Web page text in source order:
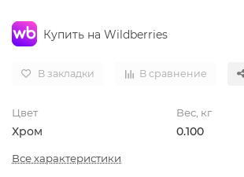
Купить на Wildberries
В закладки В сравнение
Цвет
Хром
Вес, кг
0.100
Все характеристики